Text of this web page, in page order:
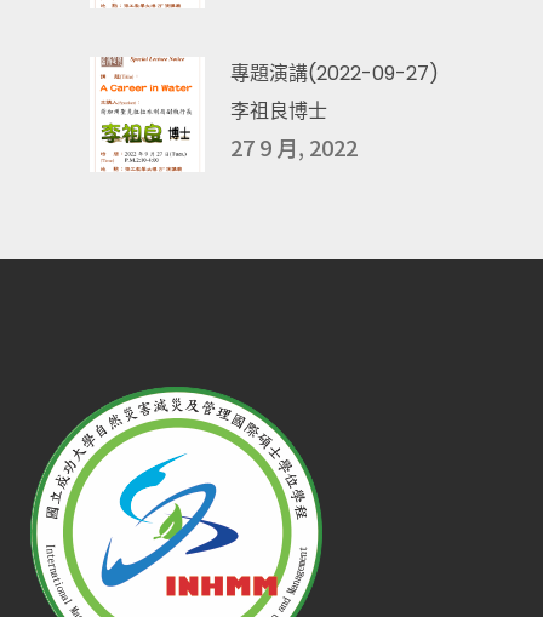
專題演講(2022-09-27)
李祖良博士
27 9 月, 2022